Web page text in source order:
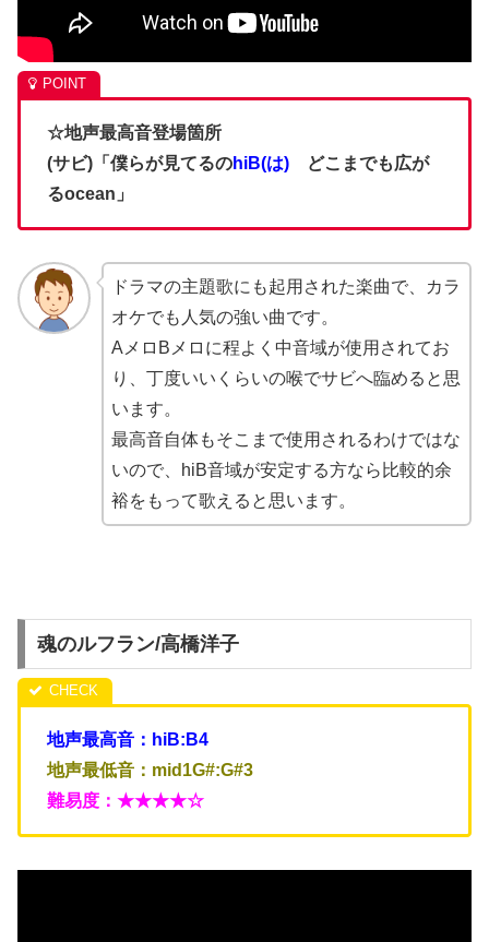
☆地声最高音登場箇所
(サビ)「僕らが見てるのhiB(は) どこまでも広が
るocean」
ドラマの主題歌にも起用された楽曲で、カラ
オケでも人気の強い曲です。
AメロBメロに程よく中音域が使用されてお
り、丁度いいくらいの喉でサビへ臨めると思
います。
最高音自体もそこまで使用されるわけではな
いので、hiB音域が安定する方なら比較的余
裕をもって歌えると思います。
魂のルフラン/高橋洋子
地声最高音：hiB:B4
地声最低音：mid1G#:G#3
難易度：★★★★☆